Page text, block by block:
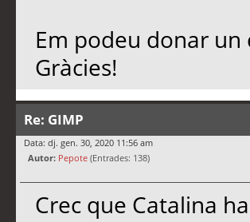
Em podeu donar un
Gràcies!
Re: GIMP
Data: dj. gen. 30, 2020 11:56 am
Autor: Pepote (Entrades: 138)
Crec que Catalina